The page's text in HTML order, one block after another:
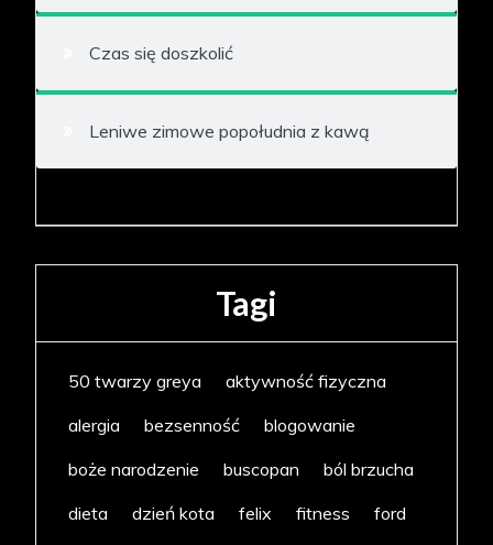
Czas się doszkolić
Leniwe zimowe popołudnia z kawą
Tagi
50 twarzy greya
aktywność fizyczna
alergia
bezsenność
blogowanie
boże narodzenie
buscopan
ból brzucha
dieta
dzień kota felix fitness
ford